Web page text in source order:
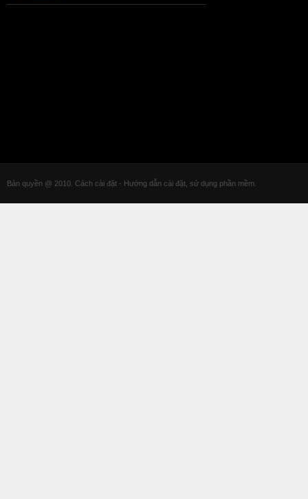
Bản quyền @ 2010. Cách cài đặt - Hướng dẫn cài đặt, sử dụng phần mềm.